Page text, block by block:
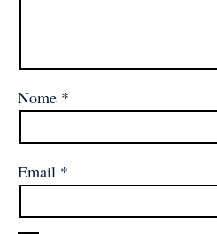
Nome *
Email *